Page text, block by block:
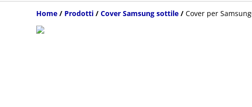
Home / Prodotti / Cover Samsung sottile / Cover per